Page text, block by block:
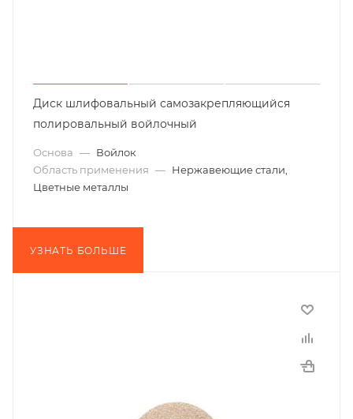
Диск шлифовальный самозакрепляющийся
полировальный войлочный
Основа — Войлок
Область применения — Нержавеющие стали,
Цветные металлы
УЗНАТЬ БОЛЬШЕ